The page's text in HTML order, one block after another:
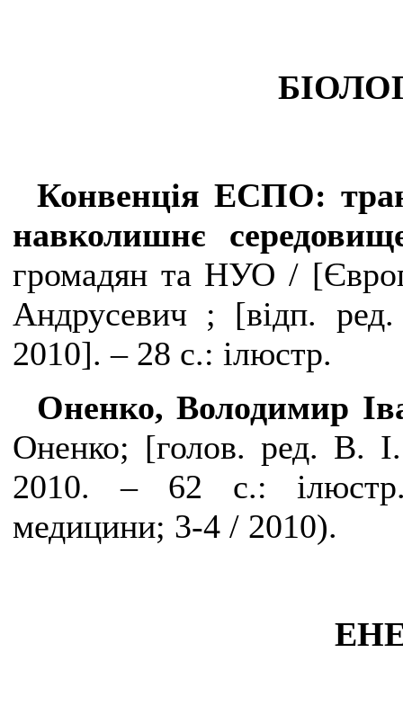
Конвенція ЕСПО:
навколишнє
громадян та НУО / [
Андрусевич ; [відп.
2010]. – 28 с.: ілюстр.
Оненко, Володимир
Оненко; [голов. ред. В.
2010. – 62 с.: ілюстр.
медицини; 3-4 / 2010).